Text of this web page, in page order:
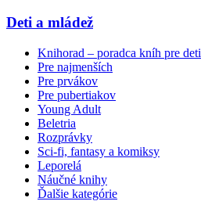
Deti a mládež
Knihorad – poradca kníh pre deti
Pre najmenších
Pre prvákov
Pre pubertiakov
Young Adult
Beletria
Rozprávky
Sci-fi, fantasy a komiksy
Leporelá
Náučné knihy
Ďalšie kategórie